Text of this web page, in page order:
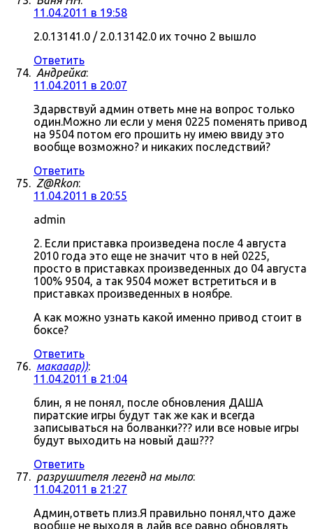
11.04.2011 в 19:58
2.0.13141.0 / 2.0.13142.0 их точно 2 вышло
Ответить
Андрейка:
11.04.2011 в 20:07
Здарвствуй админ ответь мне на вопрос только
один.Можно ли если у меня 0225 поменять привод
на 9504 потом его прошить ну имею ввиду это
вообще возможно? и никаких последствий?
Ответить
Z@Rkon:
11.04.2011 в 20:55
admin
2. Если приставка произведена после 4 августа
2010 года это еще не значит что в ней 0225,
просто в приставках произведенных до 04 августа
100% 9504, а так 9504 может встретиться и в
приставках произведенных в ноябре.
А как можно узнать какой именно привод стоит в
боксе?
Ответить
макааар)):
11.04.2011 в 21:04
блин, я не понял, после обновления ДАША
пиратские игры будут так же как и всегда
записываться на болванки??? или все новые игры
будут выходить на новый даш???
Ответить
разрушителя легенд на мыло:
11.04.2011 в 21:27
Админ,ответь плиз.Я правильно понял,что даже
вообще не выходя в лайв все равно обновлять